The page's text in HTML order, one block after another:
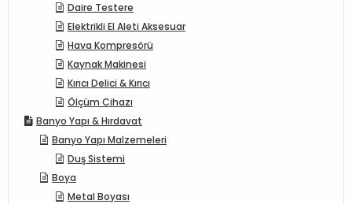
Daire Testere
Elektrikli El Aleti Aksesuar
Hava Kompresörü
Kaynak Makinesi
Kırıcı Delici & Kırıcı
Ölçüm Cihazı
Banyo Yapı & Hırdavat
Banyo Yapı Malzemeleri
Duş Sistemi
Boya
Metal Boyası